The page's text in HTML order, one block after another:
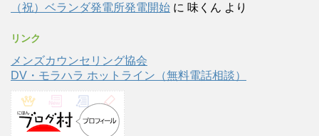
（祝）ベランダ発電所発電開始 に 味くん より
リンク
メンズカウンセリング協会
DV・モラハラ ホットライン（無料電話相談）